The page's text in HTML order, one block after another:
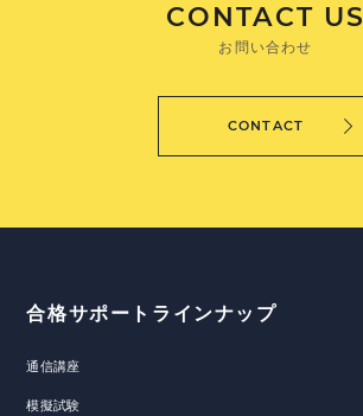
CONTACT US
お問い合わせ
CONTACT
合格サポートラインナップ
通信講座
模擬試験